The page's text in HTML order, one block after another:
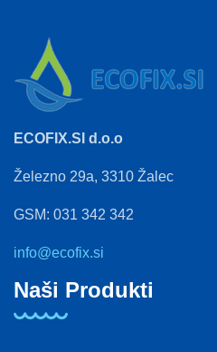
ECOFIX.SI d.o.o
Železno 29a, 3310 Žalec
GSM: 031 342 342
info@ecofix.si
Naši Produkti